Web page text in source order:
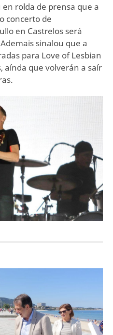
rolda de prensa que a
concerto de
en Castrelos será
sinalou que a
para Love of Lesbian
aínda que volverán a saír